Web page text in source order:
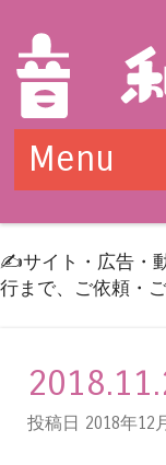
Menu
✍️サイト・広告・
行まで、ご依頼・
投稿日 2018年12